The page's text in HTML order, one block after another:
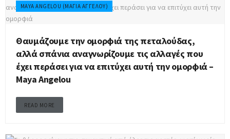
MAYA ANGELOU (ΜΆΓΙΑ ΑΓΓΈΛΟΥ)
Θαυμάζουμε την ομορφιά της πεταλούδας,
αλλά σπάνια αναγνωρίζουμε τις αλλαγές που
έχει περάσει για να επιτύχει αυτή την ομορφιά –
Maya Angelou
READ MORE